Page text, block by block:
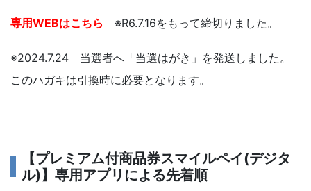
専用WEBはこちら ※R6.7.16をもって締切りました。
※2024.7.24 当選者へ「当選はがき」を発送しました。
このハガキは引換時に必要となります。
【プレミアム付商品券スマイルペイ(デジタ
ル)】専用アプリによる先着順